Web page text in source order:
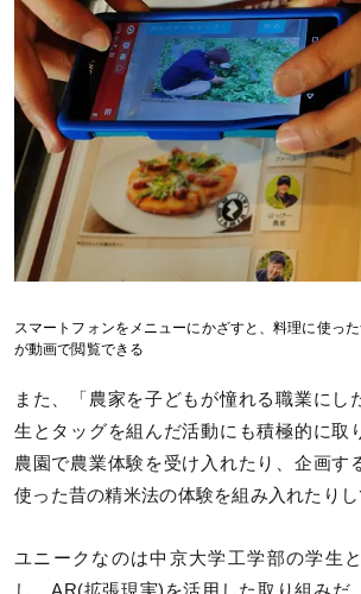
スマートフォンをメニューにかざすと、料理に使っ
が動画で閲覧できる
また、「農家を子どもが憧れる職業にし
生とタッグを組んだ活動にも積極的に取
農園で農業体験を受け入れたり、企画す
使った昔の精米法の体験を組み入れたりし
ユニークなのは中京大学工学部の学生